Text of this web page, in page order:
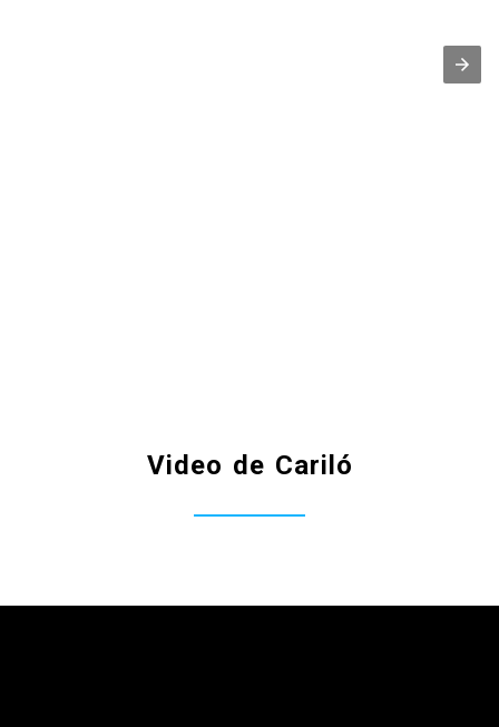
Video de Cariló